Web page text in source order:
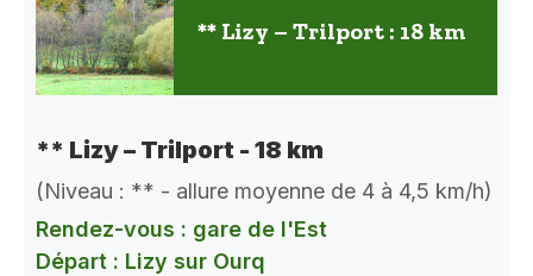
** Lizy – Trilport : 18 km
** Lizy – Trilport - 18 km
(Niveau : ** - allure moyenne de 4 à 4,5 km/h)
Rendez-vous : gare de l'Est
Départ : Lizy sur Ourq